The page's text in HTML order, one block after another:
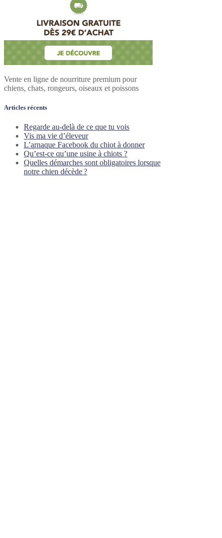
Vente en ligne de nourriture premium pour
chiens, chats, rongeurs, oiseaux et poissons
Articles récents
Regarde au-delà de ce que tu vois
Vis ma vie d’éleveur
L’arnaque Facebook du chiot à donner
Qu’est-ce qu’une usine à chiots ?
Quelles démarches sont obligatoires lorsque
notre chien décède ?